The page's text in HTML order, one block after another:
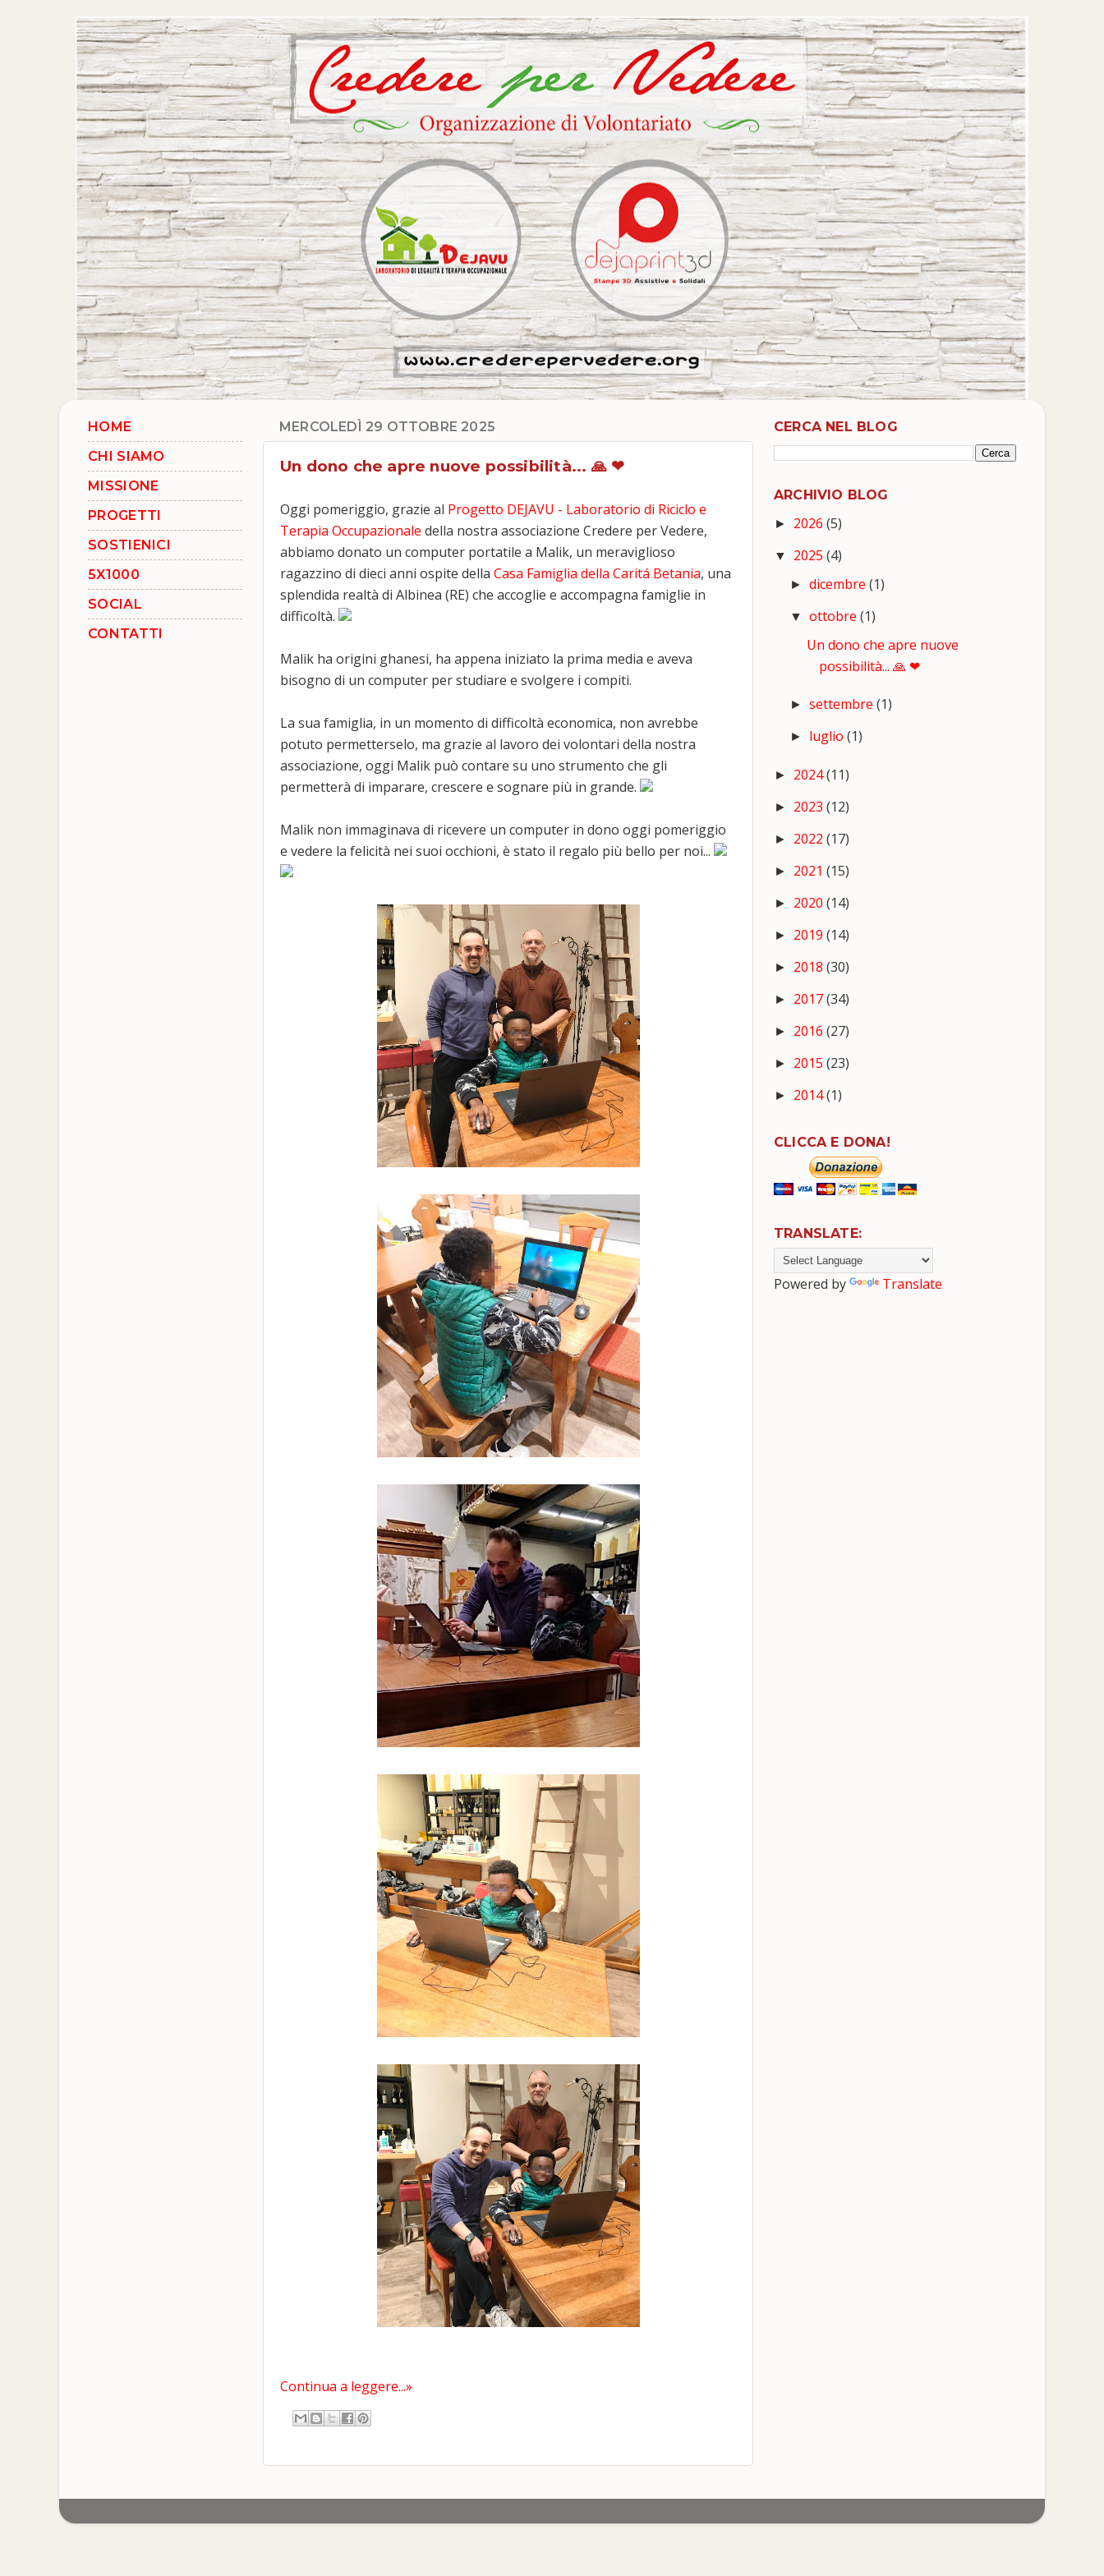
MERCOLEDÌ 29 OTTOBRE 2025
Un dono che apre nuove possibilità... 🙏 ❤
Oggi pomeriggio, grazie al Progetto DEJAVU - Laboratorio di Riciclo e
Terapia Occupazionale della nostra associazione Credere per Vedere,
abbiamo donato un computer portatile a Malik, un meraviglioso
ragazzino di dieci anni ospite della Casa Famiglia della Caritá Betania, una
splendida realtà di Albinea (RE) che accoglie e accompagna famiglie in
difficoltà.
Malik ha origini ghanesi, ha appena iniziato la prima media e aveva
bisogno di un computer per studiare e svolgere i compiti.
La sua famiglia, in un momento di difficoltà economica, non avrebbe
potuto permetterselo, ma grazie al lavoro dei volontari della nostra
associazione, oggi Malik può contare su uno strumento che gli
permetterà di imparare, crescere e sognare più in grande.
Malik non immaginava di ricevere un computer in dono oggi pomeriggio
e vedere la felicità nei suoi occhioni, è stato il regalo più bello per noi...
Continua a leggere...»
HOME
CHI SIAMO
MISSIONE
PROGETTI
SOSTIENICI
5X1000
SOCIAL
CONTATTI
CERCA NEL BLOG
ARCHIVIO BLOG
► 2026 (5)
▼ 2025 (4)
►dicembre(1)
▼ottobre(1)
Un dono che apre nuove
possibilità... 🙏 ❤
►settembre(1)
► luglio(1)
► 2024(11)
► 2023 (12)
► 2022 (17)
► 2021 (15)
► 2020 (14)
► 2019 (14)
► 2018 (30)
► 2017(34)
► 2016 (27)
► 2015 (23)
► 2014(1)
CLICCA E DONA!
TRANSLATE:
Powered by Translate